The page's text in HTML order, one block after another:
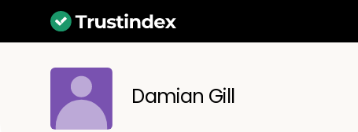
Damian Gill